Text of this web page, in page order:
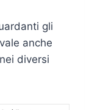
gli
anche
diversi